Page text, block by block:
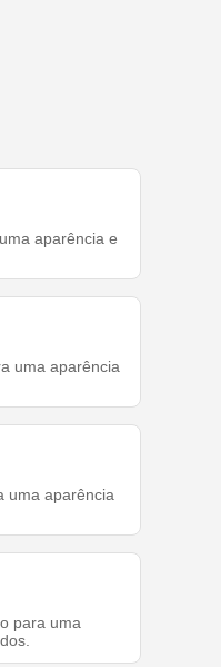
aparência e
uma aparência
uma aparência
para uma